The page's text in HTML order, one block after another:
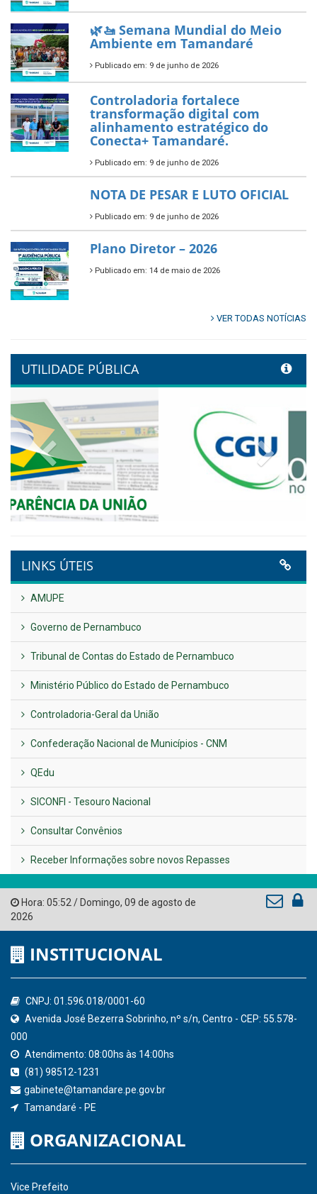
novos investimentos para
fortalecer a saúde pública do
município.
Publicado em: 10 de junho de 2026
Prefeitura de Tamandaré abre
inscrições para o Festival
Multicultural PNAB 2026
Publicado em: 9 de junho de 2026
🌳🌱 Projeto Arborização Urbana!
Publicado em: 9 de junho de 2026
🌿🚤 Semana Mundial do Meio
Ambiente em Tamandaré
alinhamento estratégico do
Conecta+ Tamandaré.
NOTA DE PESAR E LUTO OFICIAL
Publicado em: 9 de junho de 2026
Plano Diretor – 2026
Publicado em: 14 de maio de 2026
VER TODAS NOTÍCIAS
UTILIDADE PÚBLICA
Previous
LINKS ÚTEIS
AMUPE
Governo de Pernambuco
Tribunal de Contas do Estado de Pernambuco
Ministério Público do Estado de Pernambuco
Controladoria-Geral da União
Confederação Nacional de Municípios - CNM
QEdu
Consultar Convênios
Receber Informações sobre novos Repasses
Hora:05:52/ Domingo ,09 de agosto de
2026
INSTITUCIONAL